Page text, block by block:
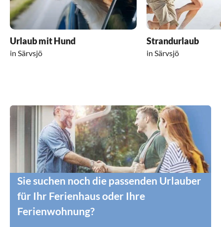
Urlaub mit Hund
in Särvsjö
Strandurlaub
in Särvsjö
Sie suchen noch die passenden Urlauber
für Ihr Ferienhaus oder Ihre
Ferienwohnung?